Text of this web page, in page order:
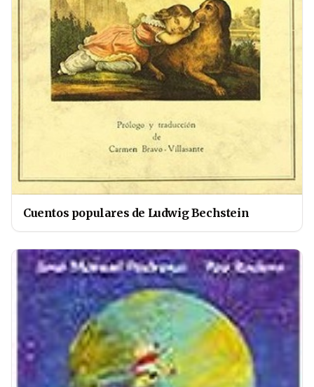
Cuentos populares de Ludwig Bechstein